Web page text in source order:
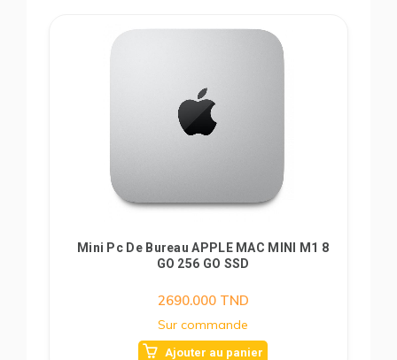
Mini Pc De Bureau APPLE MAC MINI M1 8
GO 256 GO SSD
2690.000TND
Sur commande
Ajouter au panier